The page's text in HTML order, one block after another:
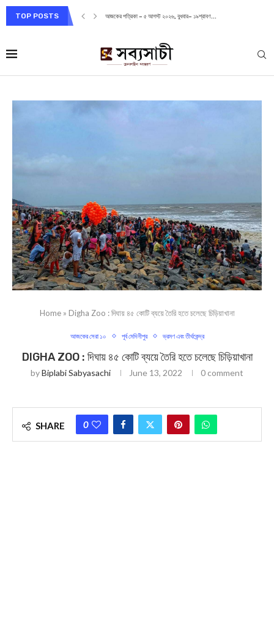
TOP POSTS আজকের পত্রিকা – ৫ আগস্ট ২০২৬, বুধবার– ১৯শ্রাবণ...
Home» Digha Zoo : দিঘায় ৪৫ কোটি ব্যয়ে তৈরি হতে চলেছে চিড়িয়াখানা
আজকের সেরা ১০ পূর্ব মেদিনীপুর ভ্রমণ এবং তীর্থকেন্দ্র
DIGHA ZOO : দিঘায় ৪৫ কোটি ব্যয়ে তৈরি হতে চলেছে চিড়িয়াখানা
byBiplabi Sabyasachi June 13, 2022 0 comment
SHARE 0